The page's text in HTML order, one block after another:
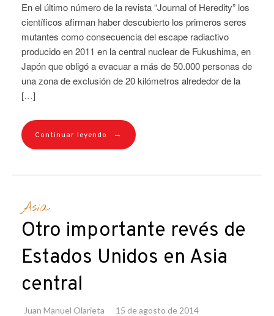
En el último número de la revista “Journal of Heredity” los
científicos afirman haber descubierto los primeros seres
mutantes como consecuencia del escape radiactivo
producido en 2011 en la central nuclear de Fukushima, en
Japón que obligó a evacuar a más de 50.000 personas de
una zona de exclusión de 20 kilómetros alrededor de la
[…]
Continuar leyendo →
Asia
Otro importante revés de
Estados Unidos en Asia
central
Juan Manuel Olarieta 15 de agosto de 2014